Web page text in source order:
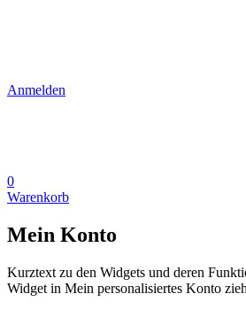
Anmelden
0
Warenkorb
Mein Konto
Kurztext zu den Widgets und deren
Widget in Mein personalisiertes Konto